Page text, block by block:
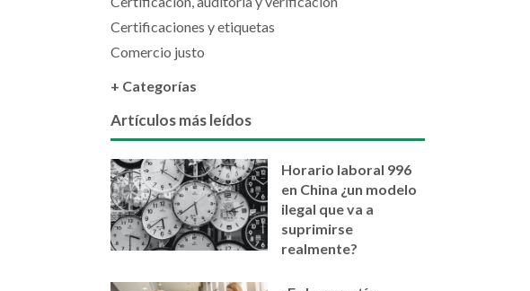
Certificaciones y etiquetas
Comercio justo
+ Categorías
Artículos más leídos
Horario laboral 996
en China ¿un modelo
ilegal que va a
suprimirse
realmente?